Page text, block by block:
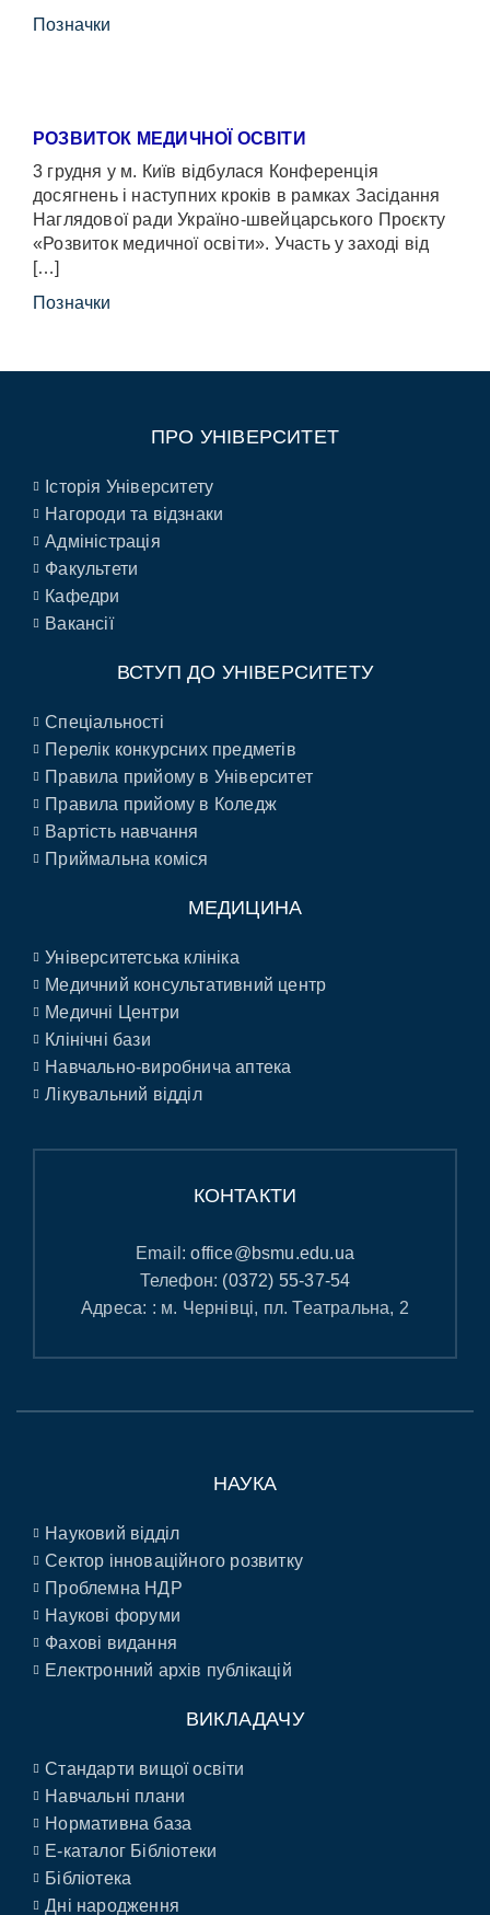
Позначки
РОЗВИТОК МЕДИЧНОЇ ОСВІТИ
3 грудня у м. Київ відбулася Конференція
досягнень і наступних кроків в рамках Засідання
Наглядової ради Україно-швейцарського Проєкту
«Розвиток медичної освіти». Участь у заході від
[…]
Позначки
ПРО УНІВЕРСИТЕТ
Історія Університету
Нагороди та відзнаки
Адміністрація
Факультети
Кафедри
Вакансії
ВСТУП ДО УНІВЕРСИТЕТУ
Спеціальності
Перелік конкурсних предметів
Правила прийому в Університет
Правила прийому в Коледж
Вартість навчання
Приймальна коміся
МЕДИЦИНА
Університетська клініка
Медичний консультативний центр
Медичні Центри
Клінічні бази
Навчально-виробнича аптека
Лікувальний відділ
КОНТАКТИ
Email:office@bsmu.edu.ua
Телефон: (0372) 55-37-54
Адреса: : м. Чернівці, пл. Театральна, 2
НАУКА
Науковий відділ
Сектор інноваційного розвитку
Проблемна НДР
Наукові форуми
Фахові видання
Електронний архів публікацій
ВИКЛАДАЧУ
Стандарти вищої освіти
Навчальні плани
Нормативна база
E-каталог Бібліотеки
Бібліотека
Дні народження